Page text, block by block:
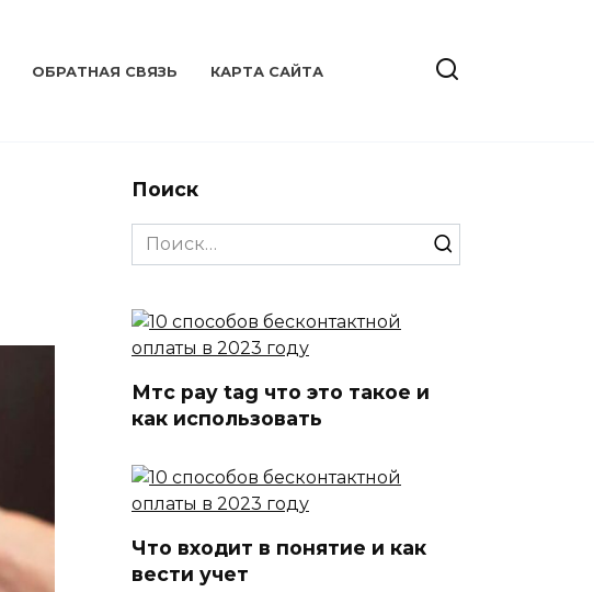
ОБРАТНАЯ СВЯЗЬ КАРТА САЙТА
Поиск
Search
for:
Мтс pay tag что это такое и
как использовать
Что входит в понятие и как
вести учет